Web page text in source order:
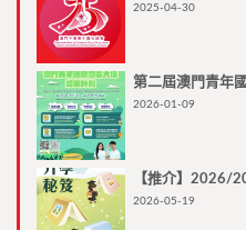
2025-04-30
第二屆澳門青年
2026-01-09
【推介】2026/
2026-05-19